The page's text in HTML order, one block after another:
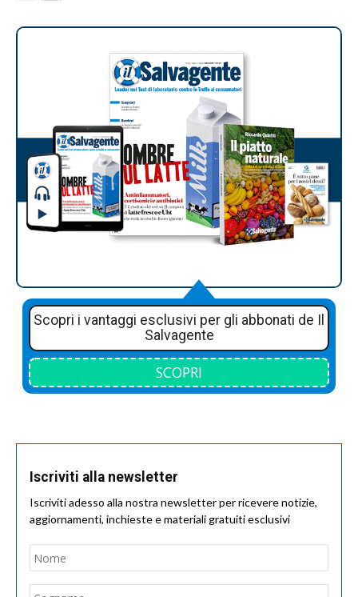
Scopri i vantaggi esclusivi per gli abbonati de Il
Salvagente
SCOPRI
Iscriviti alla newsletter
Iscriviti adesso alla nostra newsletter per ricevere notizie,
aggiornamenti, inchieste e materiali gratuiti esclusivi
Nome